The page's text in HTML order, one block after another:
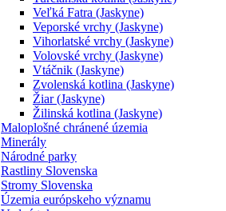
Veľká Fatra (Jaskyne)
Veporské vrchy (Jaskyne)
Vihorlatské vrchy (Jaskyne)
Volovské vrchy (Jaskyne)
Vtáčnik (Jaskyne)
Zvolenská kotlina (Jaskyne)
Žiar (Jaskyne)
Žilinská kotlina (Jaskyne)
Maloplošné chránené územia
Minerály
Národné parky
Rastliny Slovenska
Stromy Slovenska
Územia európskeho významu